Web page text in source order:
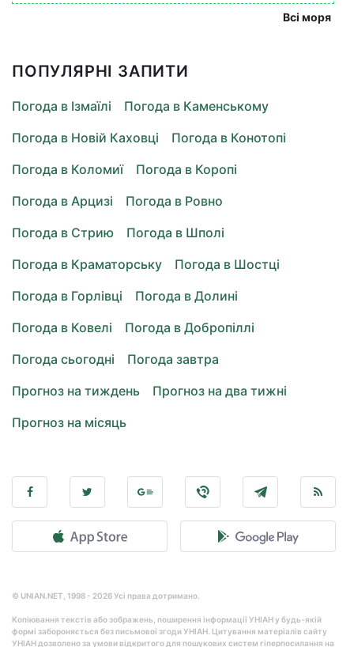
Всі моря
ПОПУЛЯРНІ ЗАПИТИ
Погода в Ізмаїлі
Погода в Каменському
Погода в Новій Каховці
Погода в Конотопі
Погода в Коломиї
Погода в Коропі
Погода в Арцизі
Погода в Ровно
Погода в Стрию
Погода в Шполі
Погода в Краматорську
Погода в Шостці
Погода в Горлівці
Погода в Долині
Погода в Ковелі
Погода в Добропіллі
Погода сьогодні
Погода завтра
Прогноз на тиждень
Прогноз на два тижні
Прогноз на місяць
© UNIAN.NET, 1998 - 2026 Усі права дотримано.
Копіювання текстів або зображень, поширення інформації УНІАН у будь-якій
формі забороняється без письмової згоди УНІАН. Цитування матеріалів сайту
УНІАН дозволено за умови відкритого для пошукових систем гіперпосилання на